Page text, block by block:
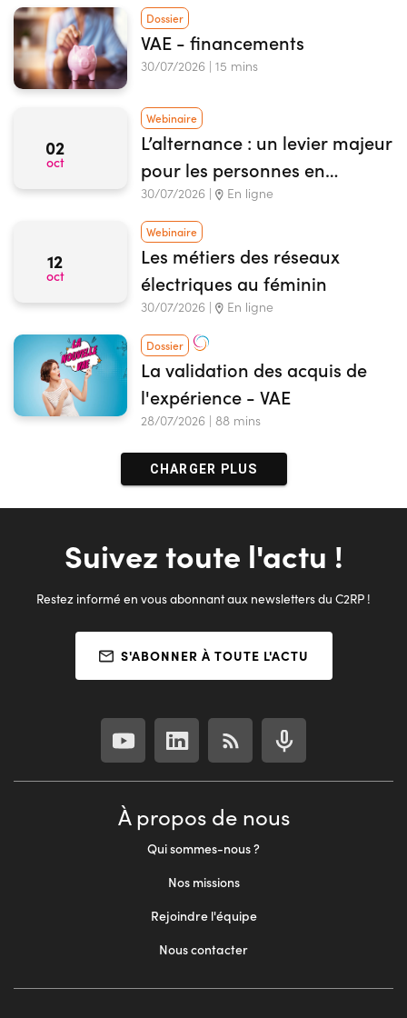
Dossier
VAE - financements
30/07/2026 | 15 mins
02
oct
Webinaire
L’alternance : un levier majeur
pour les personnes en
situation de handicap
30/07/2026 | En ligne
12
oct
Webinaire
Les métiers des réseaux
électriques au féminin
30/07/2026 | En ligne
Dossier
La validation des acquis de
l'expérience - VAE
28/07/2026 | 88 mins
CHARGER PLUS
Suivez toute l'actu !
Restez informé en vous abonnant aux newsletters du C2RP !
S'ABONNER À TOUTE L'ACTU
À propos de nous
Qui sommes-nous ?
Nos missions
Rejoindre l'équipe
Nous contacter